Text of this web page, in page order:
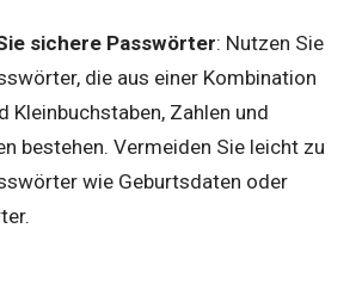
sichere Passwörter: Nutzen Sie
die aus einer Kombination
Kleinbuchstaben, Zahlen und
bestehen. Vermeiden Sie leicht zu
wie Geburtsdaten oder